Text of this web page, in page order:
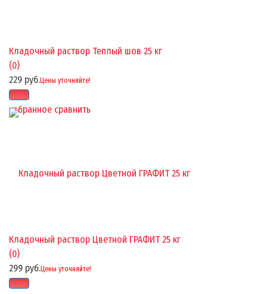
избранное сравнить
Кладочный раствор Теплый шов 25 кг
(0)
229 руб.Цены уточняйте!
Кладочный раствор Цветной ГРАФИТ 25 кг
(0)
299 руб.Цены уточняйте!